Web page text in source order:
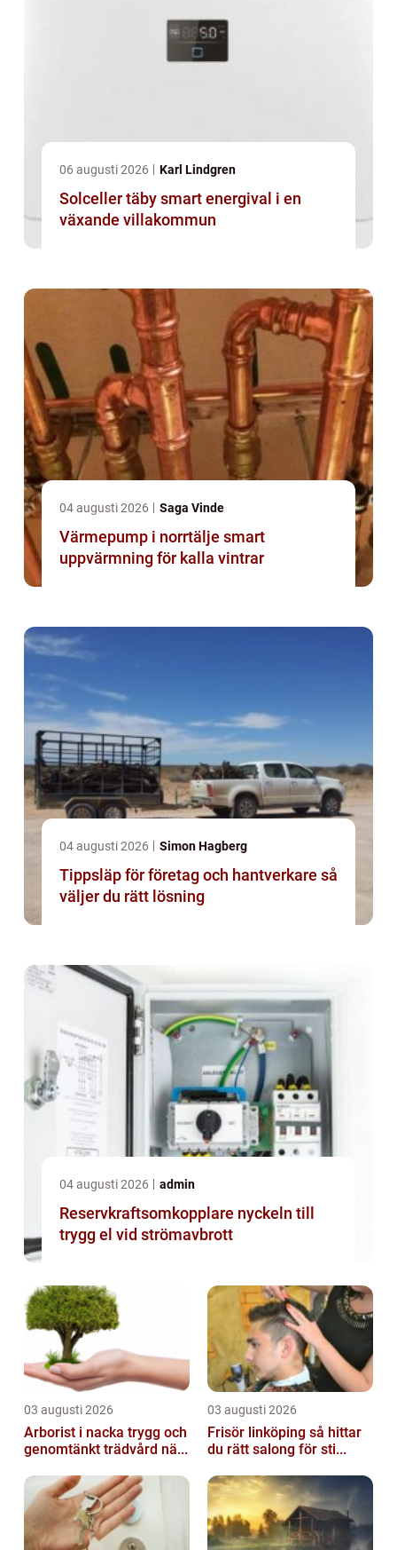
06 augusti 2026 Karl Lindgren
Solceller täby smart energival i en
växande villakommun
04 augusti 2026 Saga Vinde
Värmepump i norrtälje smart
uppvärmning för kalla vintrar
04 augusti 2026 Simon Hagberg
Tippsläp för företag och hantverkare så
väljer du rätt lösning
04 augusti 2026 admin
Reservkraftsomkopplare nyckeln till
trygg el vid strömavbrott
03 augusti 2026
Arborist i nacka trygg och
genomtänkt trädvård nä...
03 augusti 2026
Frisör linköping så hittar
du rätt salong för sti...